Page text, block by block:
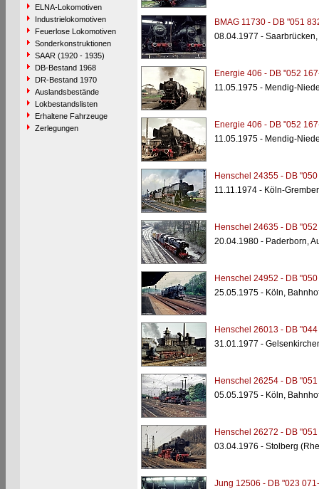
ELNA-Lokomotiven
Industrielokomotiven
Feuerlose Lokomotiven
Sonderkonstruktionen
SAAR (1920 - 1935)
DB-Bestand 1968
DR-Bestand 1970
Auslandsbestände
Lokbestandslisten
Erhaltene Fahrzeuge
Zerlegungen
BMAG 11730 - DB "051
08.04.1977 -
Energie 406 - DB "052
11.05.1975 - Mendig-
Energie 406 - DB "052
11.05.1975 - Mendig-
Henschel 24355 - DB
11.11.1974 - Köln-
Henschel 24635 - DB
20.04.1980 - Paderborn,
Henschel 24952 - DB
25.05.1975 - Köln,
Henschel 26013 - DB
31.01.1977 -
Henschel 26254 - DB
05.05.1975 - Köln,
Henschel 26272 - DB
03.04.1976 - Stolberg
Jung 12506 - DB "023